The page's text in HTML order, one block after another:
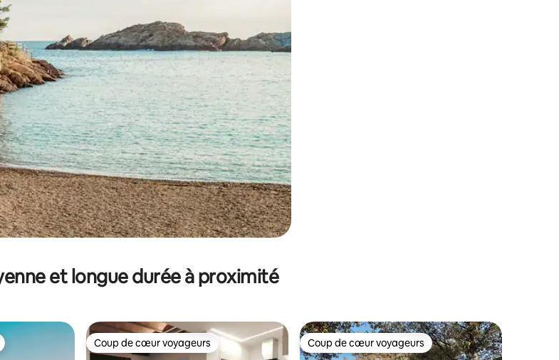
et longue durée à proximité
Coup de cœur voyageurs
Coup de cœur voyageurs Coup de cœur voyageurs
Coup de cœur voyageurs